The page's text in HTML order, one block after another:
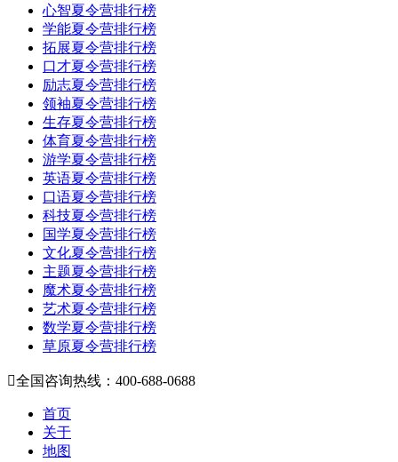
心智夏令营排行榜
学能夏令营排行榜
拓展夏令营排行榜
口才夏令营排行榜
励志夏令营排行榜
领袖夏令营排行榜
生存夏令营排行榜
体育夏令营排行榜
游学夏令营排行榜
英语夏令营排行榜
口语夏令营排行榜
科技夏令营排行榜
国学夏令营排行榜
文化夏令营排行榜
主题夏令营排行榜
魔术夏令营排行榜
艺术夏令营排行榜
数学夏令营排行榜
草原夏令营排行榜
全国咨询热线：400-688-0688
首页
关于
地图